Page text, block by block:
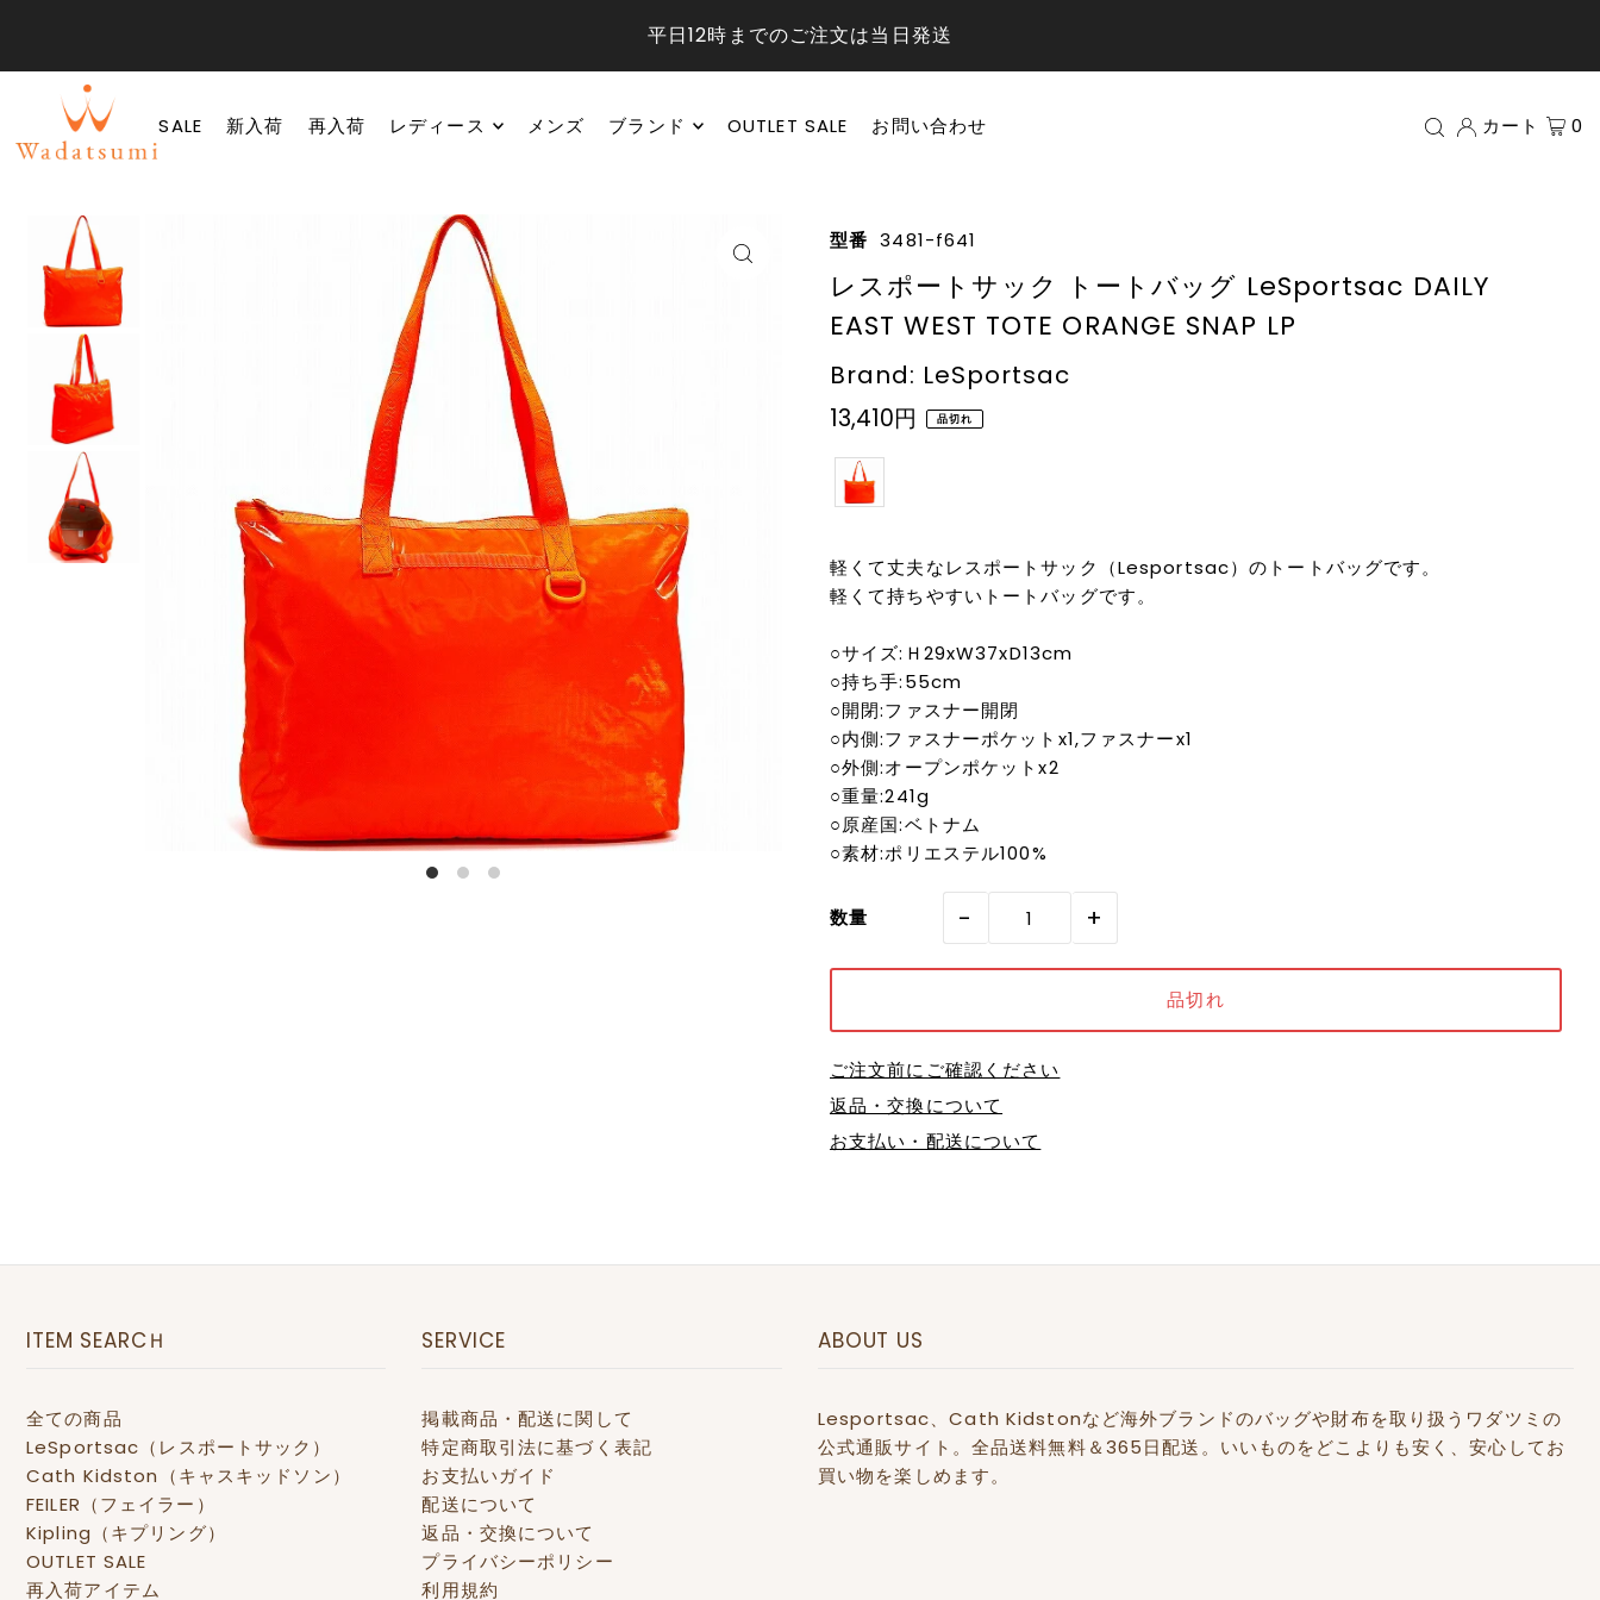
平日12時までのご注文は当日発送
SALE 新入荷 再入荷 レディース メンズ ブランド OUTLET SALE お問い合わせ カート 0
型番 3481-f641
レスポートサック トートバッグ LeSportsac DAILY
EAST WEST TOTE ORANGE SNAP LP
Brand: LeSportsac
13,410円 品切れ
軽くて丈夫なレスポートサック（Lesportsac）のトートバッグです。
軽くて持ちやすいトートバッグです。
○サイズ:Ｈ29xW37xD13cm
○持ち手:55cm
○開閉:ファスナー開閉
○内側:ファスナーポケットx1,ファスナーx1
○外側:オープンポケットx2
○重量:241g
○原産国:ベトナム
○素材:ポリエステル100%
数量 - +
ご注文前にご確認ください
返品・交換について
お支払い・配送について
ITEM SEARCＨ
全ての商品
LeSportsac（レスポートサック）
Cath Kidston（キャスキッドソン）
FEILER（フェイラー）
Kipling（キプリング）
OUTLET SALE
再入荷アイテム
SERVICE
掲載商品・配送に関して
特定商取引法に基づく表記
お支払いガイド
配送について
返品・交換について
プライバシーポリシー
利用規約
ABOUT US
Lesportsac、Cath Kidstonなど海外ブランドのバッグや財布を取り扱うワダツミの
公式通販サイト。全品送料無料＆365日配送。いいものをどこよりも安く、安心してお
買い物を楽しめます。